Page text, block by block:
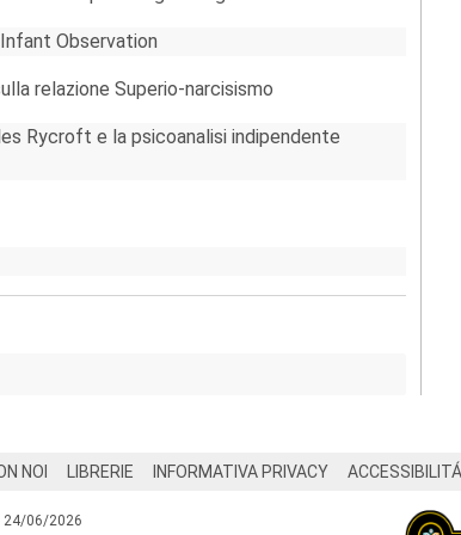
Observation
relazione Superio-narcisismo
Rycroft e la psicoanalisi indipendente
NOI LIBRERIE INFORMATIVA PRIVACY ACCESSIBILITÁ
24/06/2026